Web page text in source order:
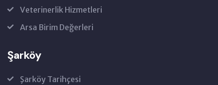
Veterinerlik Hizmetleri
Arsa Birim Değerleri
Şarköy
Şarköy Tarihçesi